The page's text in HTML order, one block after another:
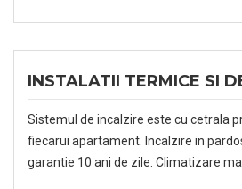
INSTALATII TERMICE SI
Sistemul de incalzire este cu cetrala
fiecarui apartament. Incalzire in
garantie 10 ani de zile. Climatizare